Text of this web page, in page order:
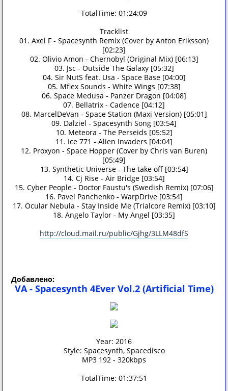
TotalTime: 01:24:09
Tracklist
01. Axel F - Spacesynth Remix (Cover by Anton Eriksson)
[02:23]
02. Olivio Amon - Chernobyl (Original Mix) [06:13]
03. Jsc - Outside The Galaxy [05:32]
04. Sir NutS feat. Usa - Space Base [04:00]
05. Mflex Sounds - White Wings [07:38]
06. Space Medusa - Panzer Dragon [04:08]
07. Bellatrix - Cadence [04:12]
08. MarcelDeVan - Space Station (Maxi Version) [05:01]
09. Dalziel - Spacesynth Song [03:54]
10. Meteora - The Perseids [05:52]
11. Ice 771 - Alien Invaders [04:04]
12. Proxyon - Space Hopper (Cover by Chris van Buren)
[05:49]
13. Synthetic Universe - The take off [03:54]
14. Cj Rise - Air Bridge [03:54]
15. Cyber People - Doctor Faustu's (Swedish Remix) [07:06]
16. Pavel Panchenko - WarpDrive [03:54]
17. Ocular Nebula - Stay Inside Me (Trialcore Remix) [03:10]
18. Angelo Taylor - My Angel [03:35]
http://cloud.mail.ru/public/Gjhg/3LLM48dfS
Добавлено:
VA - Spacesynth 4Ever Vol.2 (Artificial Time)
Year: 2016
Style: Spacesynth, Spacedisco
MP3 192 - 320kbps
TotalTime: 01:37:51